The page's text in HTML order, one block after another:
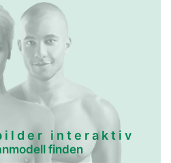
interaktiv
finden